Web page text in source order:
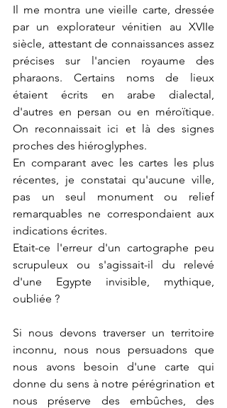
Il me montra une vieille carte, dressée
par un explorateur vénitien au XVIIe
siècle, attestant de connaissances assez
précises sur l'ancien royaume des
pharaons. Certains noms de lieux
étaient écrits en arabe dialectal,
d'autres en persan ou en méroïtique.
On reconnaissait ici et là des signes
proches des hiéroglyphes.
En comparant avec les cartes les plus
récentes, je constatai qu'aucune ville,
pas un seul monument ou relief
remarquables ne correspondaient aux
indications écrites.
Etait-ce l'erreur d'un cartographe peu
scrupuleux ou s'agissait-il du relevé
d'une Egypte invisible, mythique,
oubliée ?
Si nous devons traverser un territoire
inconnu, nous nous persuadons que
nous avons besoin d'une carte qui
donne du sens à notre pérégrination et
nous préserve des embûches, des